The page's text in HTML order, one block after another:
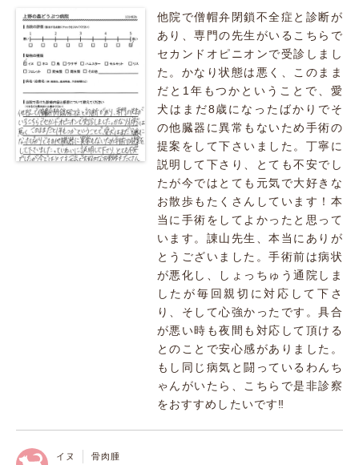
他院で僧帽弁閉鎖不全症と診断が
あり、専門の先生がいるこちらで
セカンドオピニオンで受診しまし
た。かなり状態は悪く、このまま
だと1年もつかということで、愛
犬はまだ8歳になったばかりでそ
の他臓器に異常もないため手術の
提案をして下さいました。丁寧に
説明して下さり、とても不安でし
たが今ではとても元気で大好きな
お散歩もたくさんしています！本
当に手術をしてよかったと思って
います。諌山先生、本当にありが
とうございました。手術前は病状
が悪化し、しょっちゅう通院しま
したが毎回親切に対応して下さ
り、そして心強かったです。具合
が悪い時も夜間も対応して頂ける
とのことで安心感がありました。
もし同じ病気と闘っているわんち
ゃんがいたら、こちらで是非診察
をおすすめしたいです‼
イヌ 骨肉腫